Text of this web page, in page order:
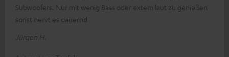
Subwoofers. Nur mit wenig Bass oder extem laut zu genießen
sonst nervt es dauernd
Jürgen H.